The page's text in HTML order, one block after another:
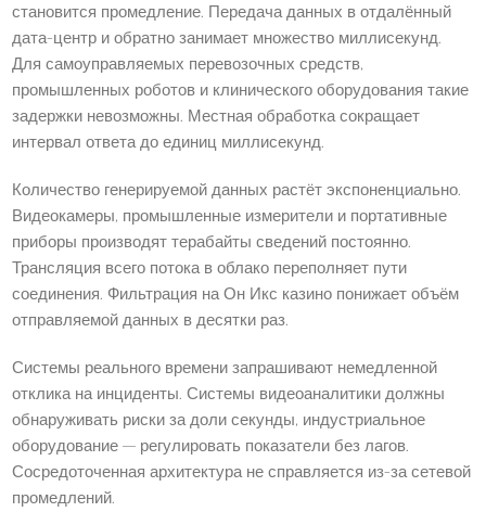
становится промедление. Передача данных в отдалённый
дата-центр и обратно занимает множество миллисекунд.
Для самоуправляемых перевозочных средств,
промышленных роботов и клинического оборудования такие
задержки невозможны. Местная обработка сокращает
интервал ответа до единиц миллисекунд.
Количество генерируемой данных растёт экспоненциально.
Видеокамеры, промышленные измерители и портативные
приборы производят терабайты сведений постоянно.
Трансляция всего потока в облако переполняет пути
соединения. Фильтрация на Он Икс казино понижает объём
отправляемой данных в десятки раз.
Системы реального времени запрашивают немедленной
отклика на инциденты. Системы видеоаналитики должны
обнаруживать риски за доли секунды, индустриальное
оборудование — регулировать показатели без лагов.
Сосредоточенная архитектура не справляется из-за сетевой
промедлений.